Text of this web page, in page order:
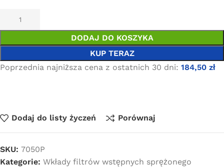
DODAJ DO KOSZYKA
KUP TERAZ
Poprzednia najniższa cena z ostatnich 30 dni: 184,50 zł
Dodaj do listy życzeń Porównaj
SKU: 7050P
Kategorie: Wkłady filtrów wstępnych sprężonego